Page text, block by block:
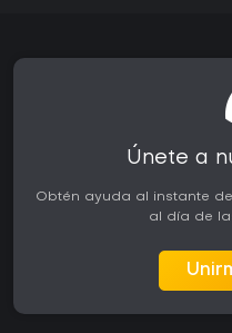
Únete a
Obtén ayuda al instante
al día de